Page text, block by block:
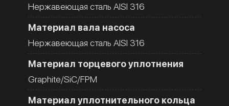
Нержавеющая сталь AISI 316
Материал вала насоса
Нержавеющая сталь AISI 316
Материал торцевого уплотнения
Graphite/SiC/FPM
Материал уплотнительного кольца